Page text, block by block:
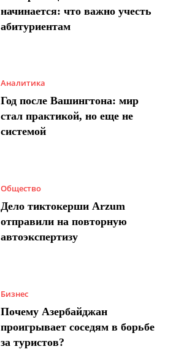
начинается: что важно учесть
абитуриентам
Аналитика
Год после Вашингтона: мир
стал практикой, но еще не
системой
Общество
Дело тиктокерши Arzum
отправили на повторную
автоэкспертизу
Бизнес
Почему Азербайджан
проигрывает соседям в борьбе
за туристов?